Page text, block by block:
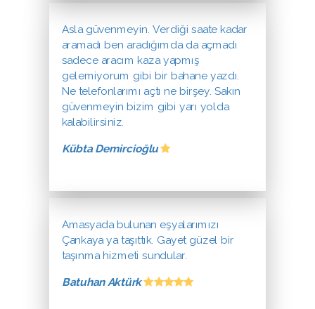
Asla güvenmeyin. Verdiği saate kadar
aramadı ben aradığımda da açmadı
sadece aracım kaza yapmış
gelemiyorum gibi bir bahane yazdı.
Ne telefonlarımı açtı ne birşey. Sakın
güvenmeyin bizim gibi yarı yolda
kalabilirsiniz.
Kübta Demircioğlu
Amasyada bulunan eşyalarımızı
Çankaya ya taşıttık. Gayet güzel bir
taşınma hizmeti sundular.
Batuhan Aktürk